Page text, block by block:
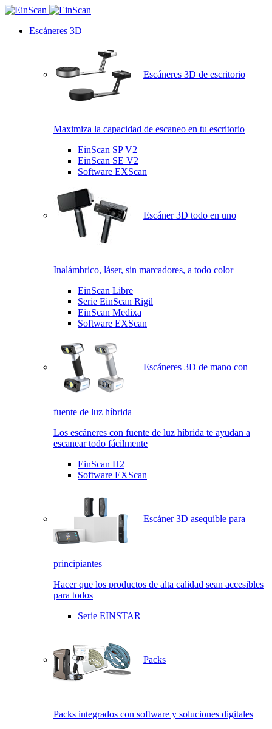
Escáneres 3D
Escáneres 3D de escritorio
Maximiza la capacidad de escaneo en tu escritorio
EinScan SP V2
EinScan SE V2
Software EXScan
Escáner 3D todo en uno
Inalámbrico, láser, sin marcadores, a todo color
EinScan Libre
Serie EinScan Rigil
EinScan Medixa
Software EXScan
Escáneres 3D de mano con
fuente de luz híbrida
Los escáneres con fuente de luz híbrida te ayudan a
escanear todo fácilmente
EinScan H2
Software EXScan
Escáner 3D asequible para
principiantes
Hacer que los productos de alta calidad sean accesibles
para todos
Serie EINSTAR
Packs
Packs integrados con software y soluciones digitales